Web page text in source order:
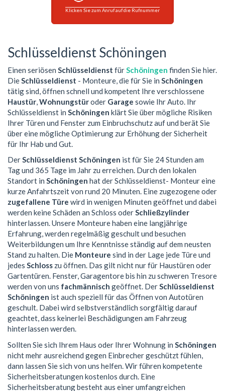
Klicken Sie zum Anruf auf die Rufnummer
Schlüsseldienst Schöningen
Einen seriösen Schlüsseldienst fürSchöningen finden Sie hier.
DieSchlüsseldienst - Monteure, die für Sie in Schöningen
tätig sind, öffnen schnell und kompetent Ihre verschlossene
Haustür,Wohnungstüroder Garage sowie Ihr Auto. Ihr
Schlüsseldienst in Schöningen klärt Sie über mögliche Risiken
Ihrer Türen und Fenster zum Einbruchschutz auf und berät Sie
über eine mögliche Optimierung zur Erhöhung der Sicherheit
für Ihr Hab und Gut.
DerSchlüsseldienst Schöningen ist für Sie 24 Stunden am
Tag und 365 Tage im Jahr zu erreichen. Durch den lokalen
Standort in Schöningen hat der Schlüsseldienst- Monteur eine
kurze Anfahrtszeit von rund 20 Minuten. Eine zugezogene oder
zugefallene Türe wird in wenigen Minuten geöffnet und dabei
werden keine Schäden an Schloss oderSchließzylinder
hinterlassen. Unsere Monteure haben eine langjährige
Erfahrung, werden regelmäßig geschult und besuchen
Weiterbildungen um Ihre Kenntnisse ständig auf dem neusten
Stand zu halten. Die Monteure sind in der Lage jede Türe und
jedes Schloss zu öffnen. Das gilt nicht nur für Haustüren oder
Gartentüren. Fenster, Garagentore bis hin zu schweren Tresore
werden von uns fachmännisch geöffnet. DerSchlüsseldienst
Schöningen ist auch speziell für das Öffnen von Autotüren
geschult. Dabei wird selbstverständlich sorgfältig darauf
geachtet, dass keinerlei Beschädigungen am Fahrzeug
hinterlassen werden.
Sollten Sie sich Ihrem Haus oder Ihrer Wohnung in Schöningen
nicht mehr ausreichend gegen Einbrecher geschützt fühlen,
dann lassen Sie sich von uns helfen. Wir führen kompetente
Sicherheitsberatungen kostenlos durch. Eine
Sicherheitsberatung besteht aus einer umfangreichen